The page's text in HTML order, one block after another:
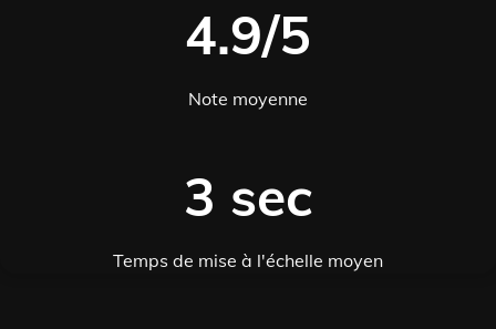
4.9/5
Note moyenne
3 sec
Temps de mise à l'échelle moyen